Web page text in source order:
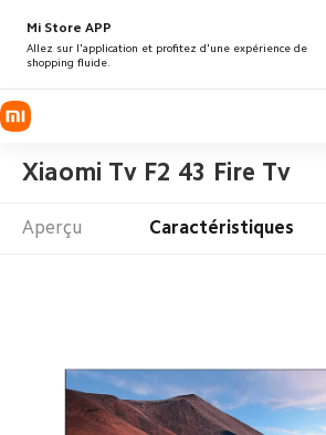
Mi Store APP
Allez sur l'application et profitez d'une expérience de
shopping fluide.
Xiaomi Tv F2 43 Fire Tv
Aperçu Caractéristiques